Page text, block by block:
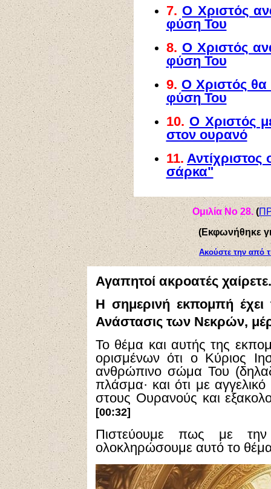
7. Ο Χριστός
φύση Του
8. Ο Χριστός
φύση Του
9. Ο Χριστός θα
φύση Του
10. Ο Χριστός
στον ουρανό
11.
σάρκα"
Ομιλία Νο 28.(
(Εκφωνήθηκε
Ακούστε την από
Αγαπητοί ακροατές χαίρετε.
Η σημερινή εκπομπή έχει
Ανάστασις των Νεκρών,
Το θέμα και αυτής της
ορισμένων ότι ο Κύριος
ανθρώπινο σώμα Του
πλάσμα· και ότι με
στους Ουρανούς και
[00:32]
Πιστεύουμε πως με
ολοκληρώσουμε αυτό το